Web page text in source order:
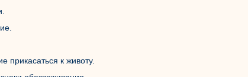
прикасаться к животу.